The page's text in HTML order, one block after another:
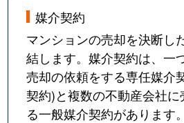
媒介契約
マンションの売却を決断し
結します。媒介契約は、一
売却の依頼をする専任媒介
契約)と複数の不動産会社に
る一般媒介契約があります。